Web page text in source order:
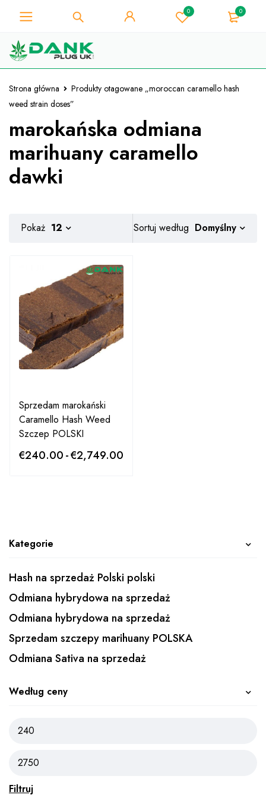
0 0
Strona główna
Produkty otagowane „moroccan caramello hash
weed strain doses”
marokańska odmiana
marihuany caramello
dawki
Kategorie
Hash na sprzedaż Polski polski
Odmiana hybrydowa na sprzedaż
Odmiana hybrydowa na sprzedaż
Sprzedam szczepy marihuany POLSKA
Odmiana Sativa na sprzedaż
Według ceny
Filtruj
Sortuj według Domyślny
Pokaż 12
Sprzedam marokański
Caramello Hash Weed
Szczep POLSKI
€240.00-€2,749.00
Dla miłośnika chwastów - Uzyskaj
natychmiastowy rabat 10% przy
"WELCOME10"